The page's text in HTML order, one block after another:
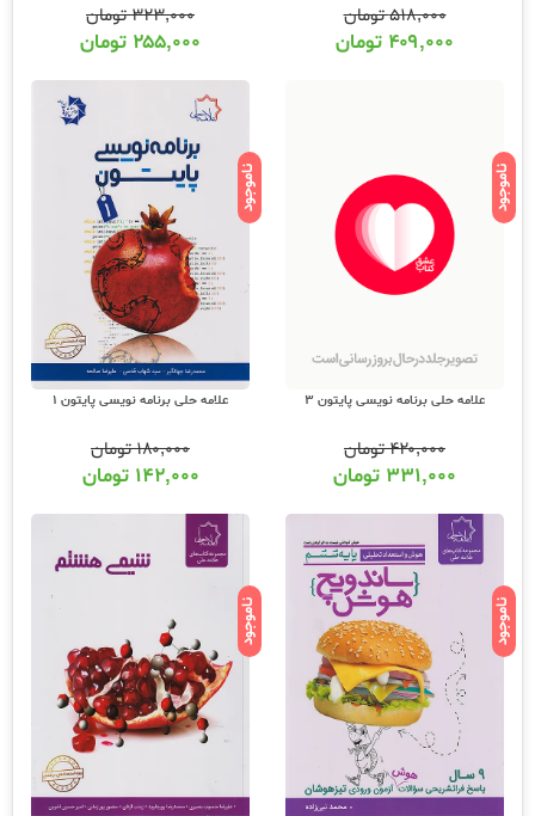
۵۱۸,۰۰۰تومان
۴۰۹,۰۰۰ تومان
۳۲۳,۰۰۰تومان
۲۵۵,۰۰۰ تومان
ناموجود
علامه حلی برنامه نویسی پایتون 3
۴۲۰,۰۰۰تومان
۳۳۱,۰۰۰ تومان
ناموجود
علامه حلی برنامه نویسی پایتون 1
۱۸۰,۰۰۰تومان
۱۴۲,۰۰۰ تومان
ناموجود ناموجود